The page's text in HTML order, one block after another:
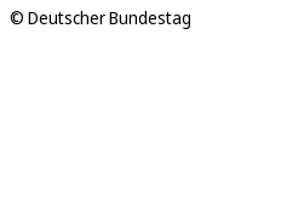
© Deutscher Bundestag